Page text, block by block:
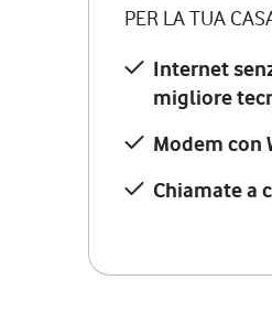
PER LA TUA
Internet
migliore
Modem con
Chiamate a